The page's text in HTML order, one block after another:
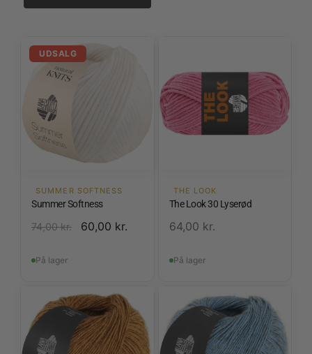
4,0 mm
5,5 mm
6,0 mm
10,0 mm
UDSALG
SUMMER SOFTNESS
Summer Softness
74,00kr. 60,00 kr.
På lager
THE LOOK
The Look 30 Lyserød
64,00 kr.
På lager